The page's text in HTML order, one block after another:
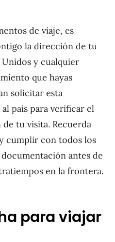
de viaje, es
la dirección de tu
y cualquier
que hayas
solicitar esta
país para verificar el
tu visita. Recuerda
cumplir con todos los
antes de
en la frontera.
para viajar